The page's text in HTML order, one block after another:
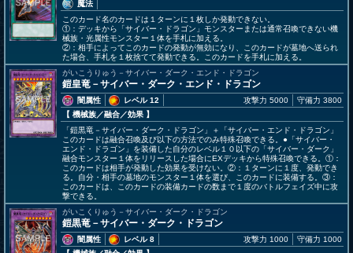
魔法
このカード名のカードは１ターンに１枚しか発動できない。
①：デッキから「サイバー・ドラゴン」モンスターまたは通常召喚できない機
械族・光属性モンスター１体を手札に加える。
②：相手によってこのカードの発動が無効になり、このカードが墓地へ送られ
た場合、手札を１枚捨てて発動できる。このカードを手札に加える。
がいこうりゅう－サイバー・ダーク・エンド・ドラゴン
鎧皇竜－サイバー・ダーク・エンド・ドラゴン
闇属性
レベル 12
【 機械族／融合／効果 】
攻撃力 5000 守備力 3800
「鎧黒竜－サイバー・ダーク・ドラゴン」＋「サイバー・エンド・ドラゴン」
このカードは融合召喚及び以下の方法でのみ特殊召喚できる。●「サイバー・
エンド・ドラゴン」を装備した自分のレベル１０以下の「サイバー・ダーク」
融合モンスター１体をリリースした場合にEXデッキから特殊召喚できる。①：
このカードは相手が発動した効果を受けない。②：１ターンに１度、発動でき
る。自分・相手の墓地のモンスター１体を選び、このカードに装備する。③：
このカードは、このカードの装備カードの数まで１度のバトルフェイズ中に攻
撃できる。
がいこくりゅう－サイバー・ダーク・ドラゴン
鎧黒竜－サイバー・ダーク・ドラゴン
闇属性
レベル 8
攻撃力 1000 守備力 1000